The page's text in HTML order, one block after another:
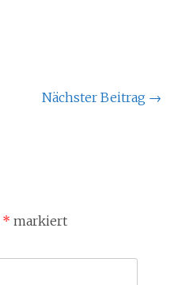
Nächster Beitrag →
* markiert